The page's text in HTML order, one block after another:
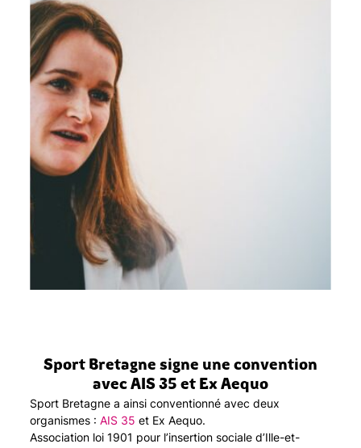
Sport Bretagne signe une convention
avec AIS 35 et Ex Aequo
Sport Bretagne a ainsi conventionné avec deux
organismes :AIS 35 et Ex Aequo.
Association loi 1901 pour l’insertion sociale d’Ille-et-